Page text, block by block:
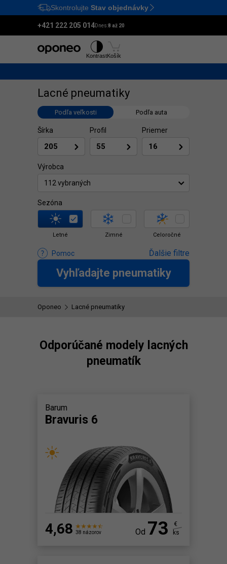
Ctrl M
Skontrolujte Stav objednávky
+421 222 205 014Dnes:8 až 20
KontrastKošík
Lacné pneumatiky
Podľa veľkosti Podľa auta
Šírka Profil Priemer
Výrobca
112 vybraných
Sezóna
Letné Zimné Celoročné
Pomoc Ďalšie filtre
Vyhľadajte pneumatiky
Oponeo Lacné pneumatiky
Odporúčané modely lacných
pneumatík
Barum
Bravuris 6
4,68 38 názorov Od 73
€
ks